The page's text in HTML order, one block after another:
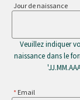
Jour de naissance
Veuillez indiquer
naissance dans le
Email